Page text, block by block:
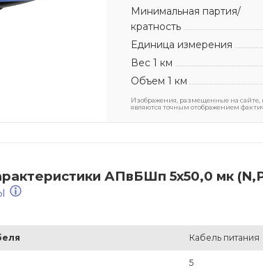
Минимальная партия/
кратность
Единица измерения
Вес 1 км
Объем 1 км
Изображения, размещенные на сайте,
являются точным отображением
АПвБШп 5х50,0 мк
Кабель питания
5